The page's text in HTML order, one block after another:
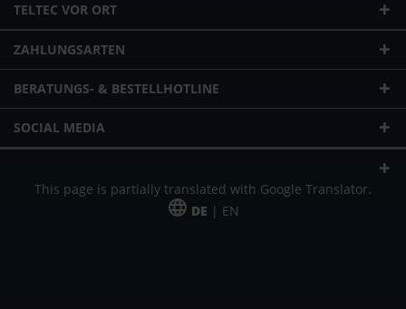
TELTEC VOR ORT
ZAHLUNGSARTEN
BERATUNGS- & BESTELLHOTLINE
SOCIAL MEDIA
This page is partially translated with Google Translator.
DE | EN